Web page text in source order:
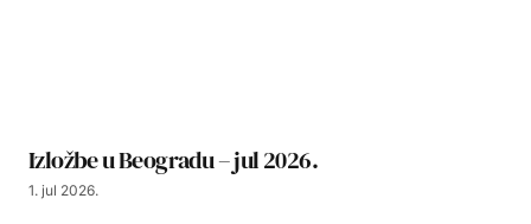
Izložbe u Beogradu – jul 2026.
1. jul 2026.